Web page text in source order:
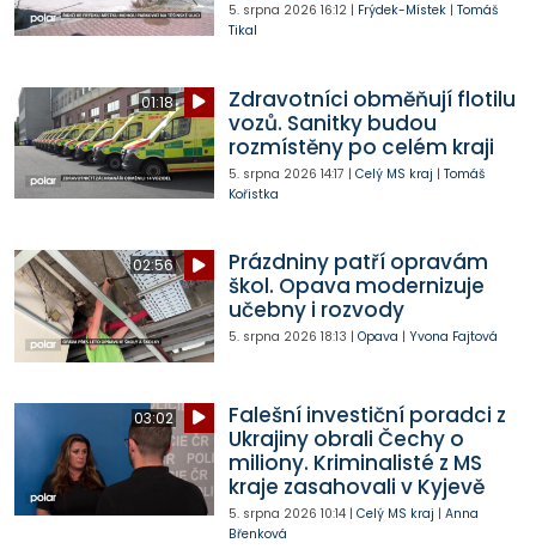
5. srpna 2026 16:12| Frýdek-Místek| Tomáš
Tikal
01:18
Zdravotníci obměňují flotilu
vozů. Sanitky budou
rozmístěny po celém kraji
5. srpna 2026 14:17 | Celý MS kraj | Tomáš
Kořistka
02:56
Prázdniny patří opravám
škol. Opava modernizuje
učebny i rozvody
5. srpna 2026 18:13 | Opava | Yvona Fajtová
03:02
Falešní investiční poradci z
Ukrajiny obrali Čechy o
miliony. Kriminalisté z MS
kraje zasahovali v Kyjevě
5. srpna 2026 10:14| Celý MS kraj | Anna
Břenková